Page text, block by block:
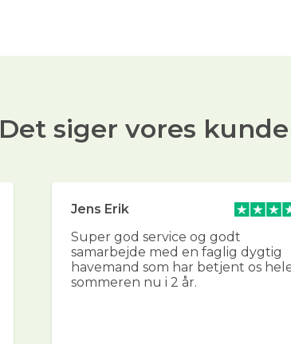
Det siger vores
Jens Erik
Super god service og godt
samarbejde med en faglig dygtig
havemand som har betjent os
sommeren nu i 2 år.